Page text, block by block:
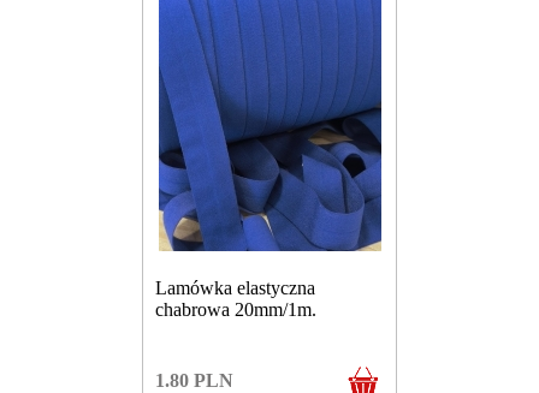
Lamówka elastyczna
chabrowa 20mm/1m.
1.80 PLN